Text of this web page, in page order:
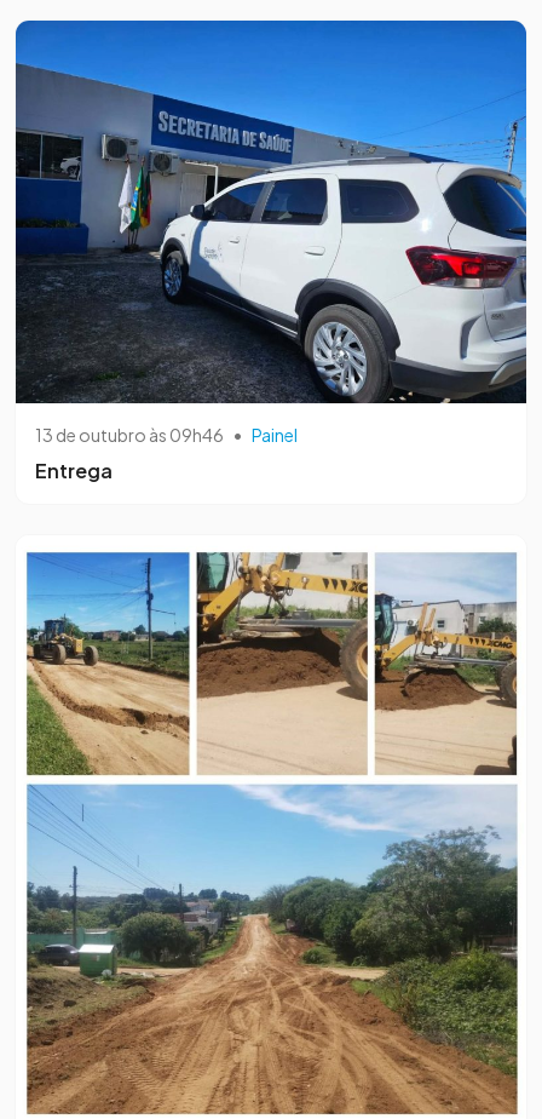
13 de outubro às 09h46 • Painel
Entrega